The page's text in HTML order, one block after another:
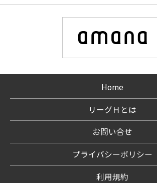
Home
リーグＨとは
お問い合せ
プライバシーポリシー
利用規約